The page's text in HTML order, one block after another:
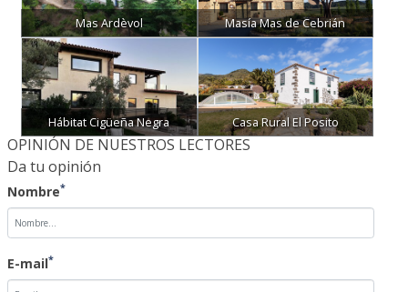
Mas Ardèvol Masía Mas de Cebrián
Hábitat Cigüeña Negra Casa Rural El Posito
OPINIÓN DE NUESTROS LECTORES
Da tu opinión
Nombre*
E-mail*